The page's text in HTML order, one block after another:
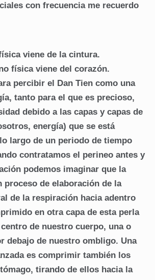
con frecuencia me recuerdo
viene de la cintura.
física viene del corazón.
percibir el Dan Tien como una
tanto para el que es precioso,
debido a las capas y capas de
energía) que se está
largo de un periodo de tiempo
contratamos el perineo antes y
podemos imaginar que la
proceso de elaboración de la
de la respiración hacia adentro
en otra capa de esta perla
de nuestro cuerpo, una o
debajo de nuestro ombligo. Una
es comprimir también los
tirando de ellos hacia la